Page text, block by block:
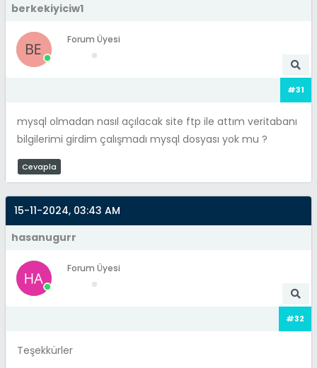
berkekiyiciw1
Forum Üyesi
#31
mysql olmadan nasıl açılacak site ftp ile attım veritabanı
bilgilerimi girdim çalışmadı mysql dosyası yok mu ?
Cevapla
15-11-2024, 03:43 AM
hasanugurr
Forum Üyesi
#32
Teşekkürler